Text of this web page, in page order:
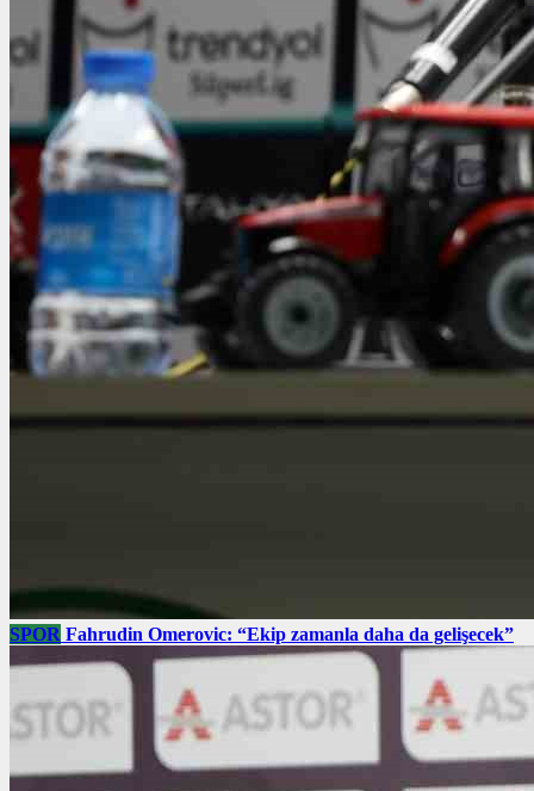
SPOR Fahrudin Omerovic: “Ekip zamanla daha da gelişecek”